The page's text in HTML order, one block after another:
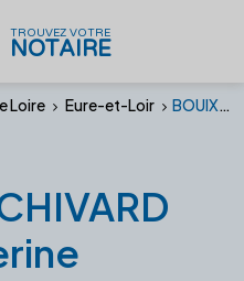
TROUVEZ VOTRE
NOTAIRE
Loire Eure-et-Loir BOUIX-ECHIVARD Séverine